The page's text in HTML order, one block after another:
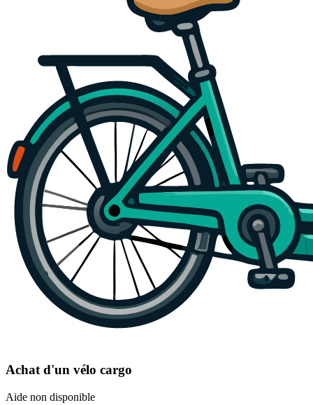
Achat d'un vélo cargo
Aide non disponible